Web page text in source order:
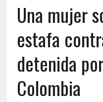
Una mujer
estafa
detenida
Colombia